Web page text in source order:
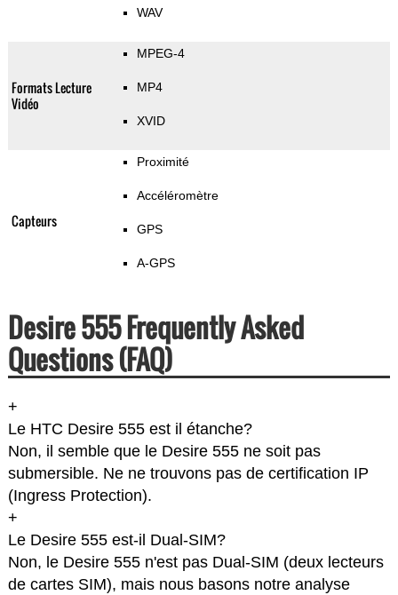
WAV
Formats Lecture
Vidéo
MPEG-4
MP4
XVID
Capteurs
Proximité
Accéléromètre
GPS
A-GPS
Desire 555 Frequently Asked
Questions (FAQ)
+
Le HTC Desire 555 est il étanche?
Non, il semble que le Desire 555 ne soit pas
submersible. Ne ne trouvons pas de certification IP
(Ingress Protection).
+
Le Desire 555 est-il Dual-SIM?
Non, le Desire 555 n'est pas Dual-SIM (deux lecteurs
de cartes SIM), mais nous basons notre analyse